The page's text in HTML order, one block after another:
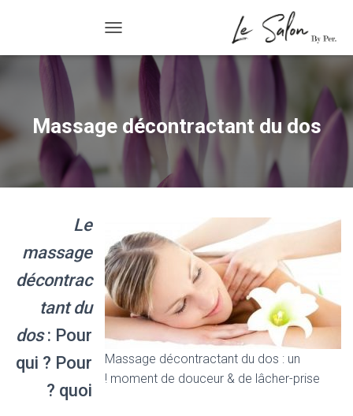
Massage décontractant du dos
Massage décontractant du dos
Massage décontractant du dos : un
moment de douceur & de lâcher-prise !
Le
massage
décontrac
tant du
dos: Pour
qui ? Pour
quoi ?